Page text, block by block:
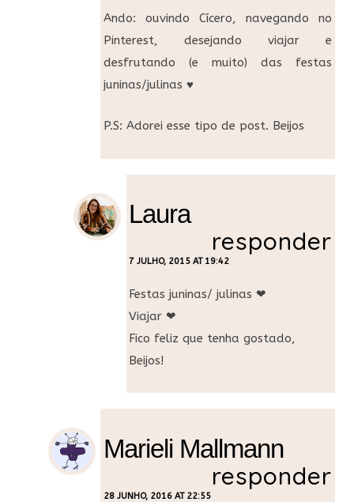
Ando: ouvindo Cícero, navegando no
Pinterest, desejando viajar e
desfrutando (e muito) das festas
juninas/julinas ♥
P.S: Adorei esse tipo de post. Beijos
Laura
7 JULHO, 2015 AT 19:42
responder
Festas juninas/ julinas ❤
Viajar ❤
Fico feliz que tenha gostado,
Beijos!
Marieli Mallmann
28 JUNHO, 2016 AT 22:55
responder